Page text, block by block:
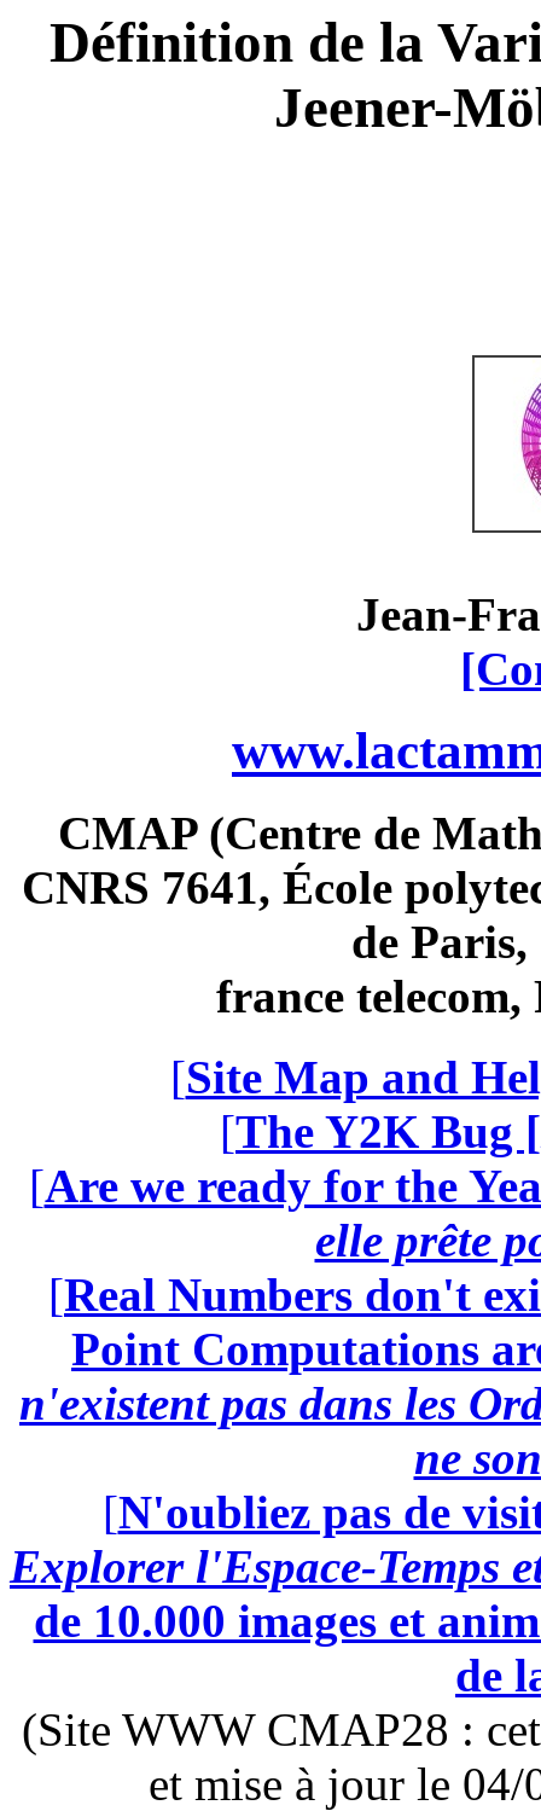
Définition de la
Jeener-
Jean-
CMAP (Centre de
CNRS 7641, École
de
france telecom,
[Site Map and
[The Y2K Bug [
[Are we ready for the
elle prête
[Real Numbers don't
Point Computations
n'existent pas dans les
ne
[N'oubliez pas de
Explorer l'Espace-Temps
de 10.000 images et
de
(Site WWW CMAP28 :
et mise à jour le